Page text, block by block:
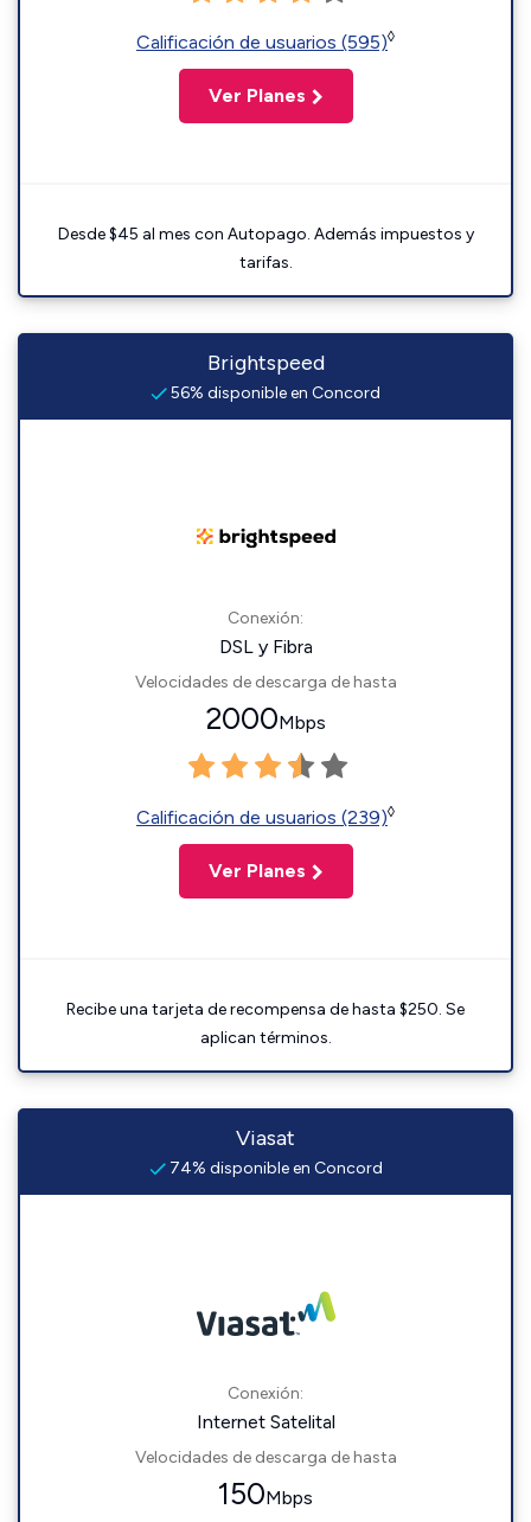
Calificación de usuarios (595)◊
Ver Planes
Desde $45 al mes con Autopago. Además impuestos y
tarifas.
Brightspeed
56% disponible en Concord
Conexión:
DSL y Fibra
Velocidades de descarga de hasta
2000Mbps
Calificación de usuarios (239)◊
Ver Planes
Recibe una tarjeta de recompensa de hasta $250. Se
aplican términos.
Viasat
74% disponible en Concord
Conexión:
Internet Satelital
Velocidades de descarga de hasta
150Mbps